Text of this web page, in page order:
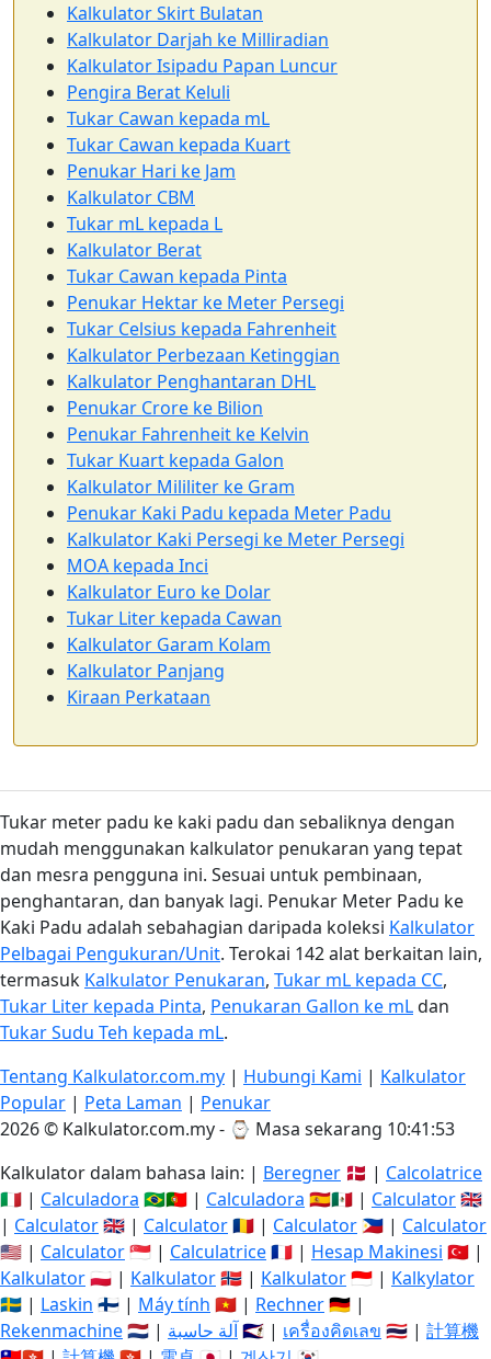
Kalkulator Skirt Bulatan
Kalkulator Darjah ke Milliradian
Kalkulator Isipadu Papan Luncur
Pengira Berat Keluli
Tukar Cawan kepada mL
Tukar Cawan kepada Kuart
Penukar Hari ke Jam
Kalkulator CBM
Tukar mL kepada L
Kalkulator Berat
Tukar Cawan kepada Pinta
Penukar Hektar ke Meter Persegi
Tukar Celsius kepada Fahrenheit
Kalkulator Perbezaan Ketinggian
Kalkulator Penghantaran DHL
Penukar Crore ke Bilion
Penukar Fahrenheit ke Kelvin
Tukar Kuart kepada Galon
Kalkulator Mililiter ke Gram
Penukar Kaki Padu kepada Meter Padu
Kalkulator Kaki Persegi ke Meter Persegi
MOA kepada Inci
Kalkulator Euro ke Dolar
Tukar Liter kepada Cawan
Kalkulator Garam Kolam
Kalkulator Panjang
Kiraan Perkataan
Tukar meter padu ke kaki padu dan sebaliknya dengan
mudah menggunakan kalkulator penukaran yang tepat
dan mesra pengguna ini. Sesuai untuk pembinaan,
penghantaran, dan banyak lagi. Penukar Meter Padu ke
Kaki Padu adalah sebahagian daripada koleksi Kalkulator
Pelbagai Pengukuran/Unit. Terokai 142 alat berkaitan lain,
termasuk Kalkulator Penukaran, Tukar mL kepada CC,
Tukar Liter kepada Pinta, Penukaran Gallon ke mLdan
Tukar Sudu Teh kepada mL.
Tentang Kalkulator.com.my | Hubungi Kami | Kalkulator
Popular | Peta Laman | Penukar
2026 © Kalkulator.com.my - ⌚ Masa sekarang 10:41:53
Kalkulator dalam bahasa lain: | Beregner 🇩🇰 | Calcolatrice
🇮🇹 | Calculadora 🇧🇷🇵🇹 | Calculadora 🇪🇸🇲🇽 | Calculator🇬🇧
| Calculator🇬🇧 | Calculator🇷🇴 | Calculator 🇵🇭 | Calculator
🇺🇸 | Calculator🇸🇬 | Calculatrice🇫🇷 | Hesap Makinesi 🇹🇷 |
Kalkulator🇵🇱 | Kalkulator🇳🇴 | Kalkulator🇮🇩 | Kalkylator
🇸🇪 | Laskin 🇫🇮 | Máy tính 🇻🇳 | Rechner🇩🇪 |
Rekenmachine🇳🇱 | آلة حاسبة🇸🇦 | เครื่องคิดเลข 🇹🇭 | 計算機